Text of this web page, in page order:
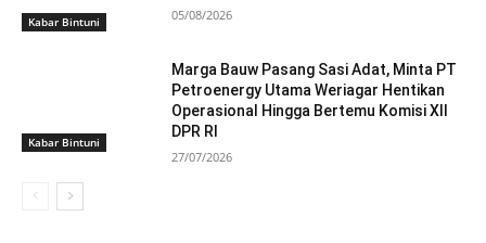
Kabar Bintuni 05/08/2026
Kabar Bintuni
Marga Bauw Pasang Sasi Adat, Minta PT
Petroenergy Utama Weriagar Hentikan
Operasional Hingga Bertemu Komisi XII
DPR RI
27/07/2026